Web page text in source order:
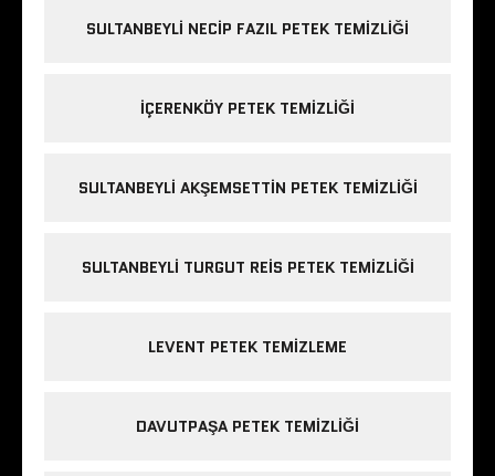
SULTANBEYLI NECIP FAZIL PETEK TEMIZLIĞI
IÇERENKÖY PETEK TEMIZLIĞI
SULTANBEYLI AKŞEMSETTIN PETEK TEMIZLIĞI
SULTANBEYLI TURGUT REIS PETEK TEMIZLIĞI
LEVENT PETEK TEMIZLEME
DAVUTPAŞA PETEK TEMIZLIĞI